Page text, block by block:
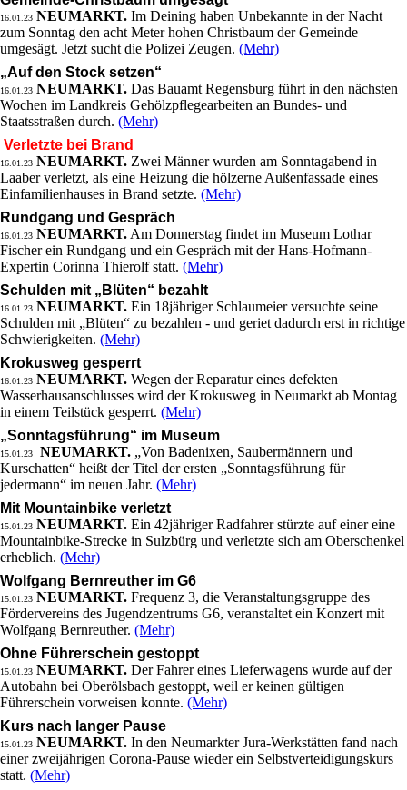
16.01.23 NEUMARKT. Im Deining haben Unbekannte in der Nacht
zum Sonntag den acht Meter hohen Christbaum der Gemeinde
umgesägt. Jetzt sucht die Polizei Zeugen. (Mehr)
„Auf den Stock setzen“
16.01.23 NEUMARKT. Das Bauamt Regensburg führt in den nächsten
Wochen im Landkreis Gehölzpflegearbeiten an Bundes- und
Staatsstraßen durch. (Mehr)
Verletzte bei Brand
16.01.23 NEUMARKT. Zwei Männer wurden am Sonntagabend in
Laaber verletzt, als eine Heizung die hölzerne Außenfassade eines
Einfamilienhauses in Brand setzte. (Mehr)
Rundgang und Gespräch
16.01.23 NEUMARKT. Am Donnerstag findet im Museum Lothar
Fischer ein Rundgang und ein Gespräch mit der Hans-Hofmann-
Expertin Corinna Thierolf statt. (Mehr)
Schulden mit „Blüten“ bezahlt
16.01.23 NEUMARKT. Ein 18jähriger Schlaumeier versuchte seine
Schulden mit „Blüten“ zu bezahlen - und geriet dadurch erst in richtige
Schwierigkeiten. (Mehr)
Krokusweg gesperrt
16.01.23 NEUMARKT. Wegen der Reparatur eines defekten
Wasserhausanschlusses wird der Krokusweg in Neumarkt ab Montag
in einem Teilstück gesperrt. (Mehr)
„Sonntagsführung“ im Museum
15.01.23 NEUMARKT. „Von Badenixen, Saubermännern und
Kurschatten“ heißt der Titel der ersten „Sonntagsführung für
jedermann“ im neuen Jahr. (Mehr)
Mit Mountainbike verletzt
15.01.23 NEUMARKT. Ein 42jähriger Radfahrer stürzte auf einer eine
Mountainbike-Strecke in Sulzbürg und verletzte sich am Oberschenkel
erheblich. (Mehr)
Wolfgang Bernreuther im G6
15.01.23 NEUMARKT. Frequenz 3, die Veranstaltungsgruppe des
Fördervereins des Jugendzentrums G6, veranstaltet ein Konzert mit
Wolfgang Bernreuther. (Mehr)
Ohne Führerschein gestoppt
15.01.23 NEUMARKT. Der Fahrer eines Lieferwagens wurde auf der
Autobahn bei Oberölsbach gestoppt, weil er keinen gültigen
Führerschein vorweisen konnte. (Mehr)
Kurs nach langer Pause
15.01.23 NEUMARKT. In den Neumarkter Jura-Werkstätten fand nach
einer zweijährigen Corona-Pause wieder ein Selbstverteidigungskurs
statt. (Mehr)